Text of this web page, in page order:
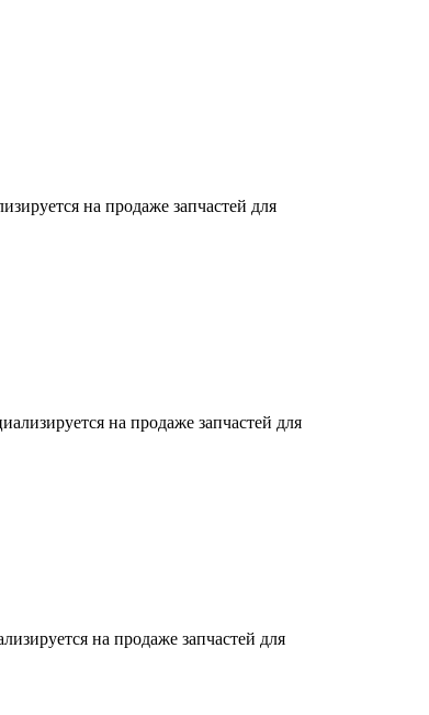
на продаже запчастей для
на продаже запчастей для
на продаже запчастей для